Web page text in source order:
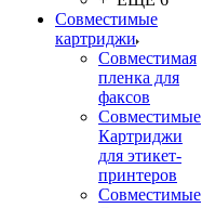
Совместимые
картриджи
Совместимая
пленка для
факсов
Совместимые
Картриджи
для этикет-
принтеров
Совместимые